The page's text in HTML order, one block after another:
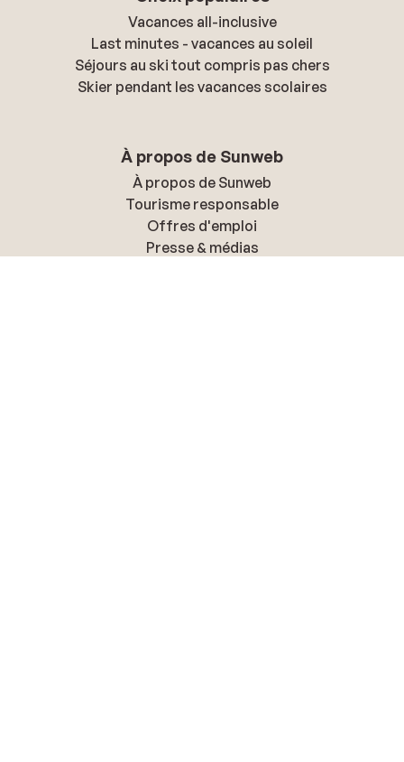
Vacances all-inclusive
Last minutes - vacances au soleil
Séjours au ski tout compris pas chers
Skier pendant les vacances scolaires
À propos de Sunweb
À propos de Sunweb
Tourisme responsable
Offres d'emploi
Presse & médias